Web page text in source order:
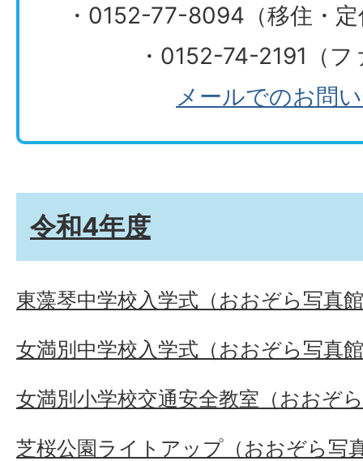
・0152-77-8094（移住・
・0152-74-2191（
メールでのお問
令和4年度
東藻琴中学校入学式（おおぞら写真
女満別中学校入学式（おおぞら写真
女満別小学校交通安全教室（おおぞ
芝桜公園ライトアップ（おおぞら写